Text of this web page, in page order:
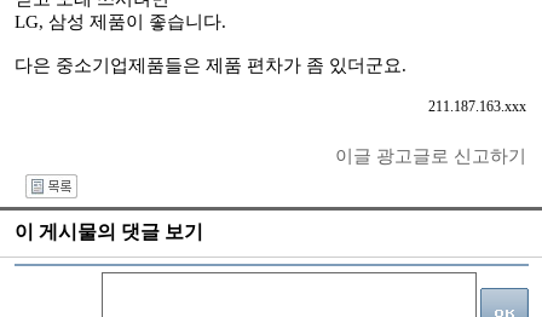
LG, 삼성 제품이 좋습니다.
다은 중소기업제품들은 제품 편차가 좀 있더군요.
211.187.163.xxx
이글 광고글로 신고하기
이 게시물의 댓글 보기